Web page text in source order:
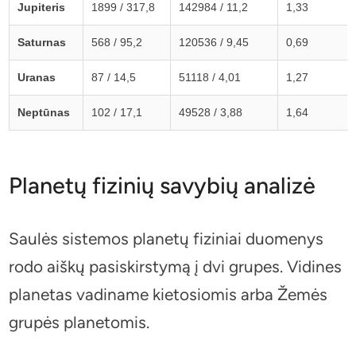
Jupiteris 1899 / 317,8 142984 / 11,2 1,33
Saturnas 568 / 95,2 120536 / 9,45 0,69
Uranas 87 / 14,5 51118 / 4,01 1,27
Neptūnas 102 / 17,1 49528 / 3,88 1,64
Planetų fizinių savybių analizė
Saulės sistemos planetų fiziniai duomenys
rodo aiškų pasiskirstymą į dvi grupes. Vidines
planetas vadiname kietosiomis arba Žemės
grupės planetomis.